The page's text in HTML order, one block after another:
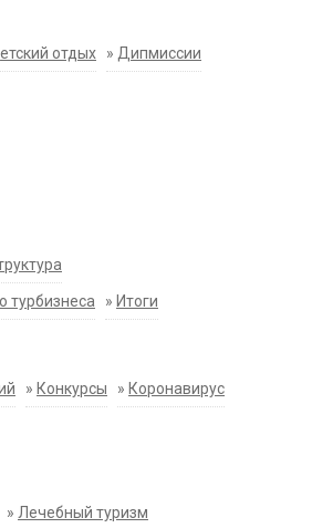
отдых » Дипмиссии
турбизнеса » Итоги
» Конкурсы » Коронавирус
» Лечебный туризм